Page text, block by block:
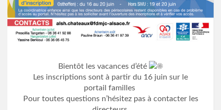
Bientôt les vacances d’été
Les inscriptions sont à partir du 16 juin sur le
portail familles
Pour toutes questions n’hésitez pas à contacter les